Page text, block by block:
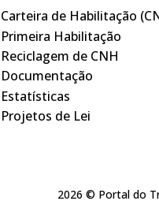
Carteira de Habilitação
Primeira Habilitação
Reciclagem de CNH
Documentação
Estatísticas
Projetos de Lei
2026 © Portal do